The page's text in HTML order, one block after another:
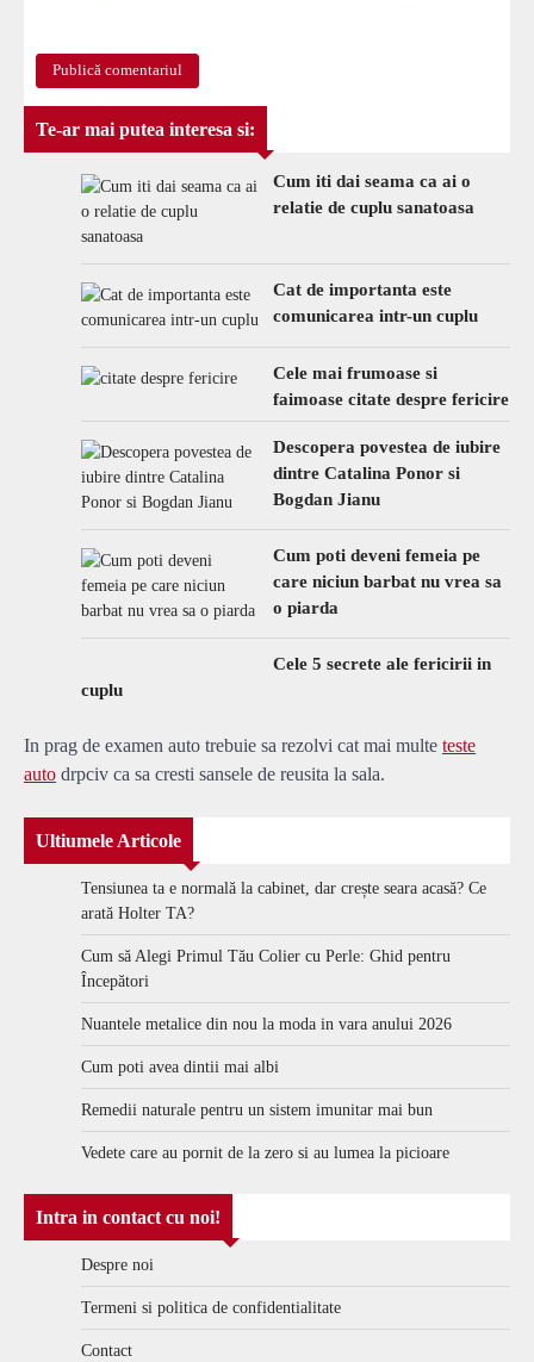
Te-ar mai putea interesa si:
Cum iti dai seama ca ai o
relatie de cuplu sanatoasa
Cat de importanta este
comunicarea intr-un cuplu
Cele mai frumoase si
faimoase citate despre fericire
Descopera povestea de iubire
dintre Catalina Ponor si
Bogdan Jianu
Cum poti deveni femeia pe
care niciun barbat nu vrea sa
o piarda
Cele 5 secrete ale fericirii in
cuplu
In prag de examen auto trebuie sa rezolvi cat mai multe teste
auto drpciv ca sa cresti sansele de reusita la sala.
Ultiumele Articole
Tensiunea ta e normală la cabinet, dar crește seara acasă? Ce
arată Holter TA?
Cum să Alegi Primul Tău Colier cu Perle: Ghid pentru
Începători
Nuantele metalice din nou la moda in vara anului 2026
Cum poti avea dintii mai albi
Remedii naturale pentru un sistem imunitar mai bun
Vedete care au pornit de la zero si au lumea la picioare
Intra in contact cu noi!
Despre noi
Termeni si politica de confidentialitate
Contact